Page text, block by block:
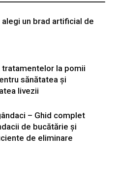
alegi un brad artificial de
tratamentelor la pomii
sănătatea și
livezii
– Ghid complet
de bucătărie și
de eliminare